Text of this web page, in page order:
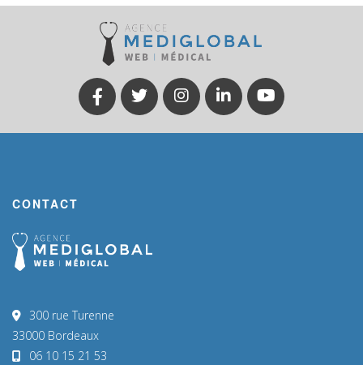
CONTACT
300 rue Turenne
33000 Bordeaux
06 10 15 21 53